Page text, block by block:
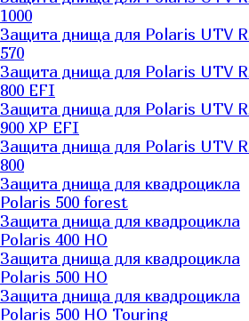
1000
Защита днища для Polaris UTV
570
Защита днища для Polaris UTV
800 EFI
Защита днища для Polaris UTV
900 XP EFI
Защита днища для Polaris UTV
800
Защита днища для квадроцикла
Polaris 500 forest
Защита днища для квадроцикла
Polaris 400 HO
Защита днища для квадроцикла
Polaris 500 HO
Защита днища для квадроцикла
Polaris 500 HO Touring